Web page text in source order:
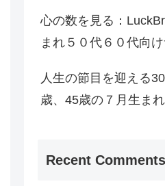
心の数を見る：
まれ５０代６０代向
人生の節目を迎える
歳、45歳の７月生ま
Recent Comments